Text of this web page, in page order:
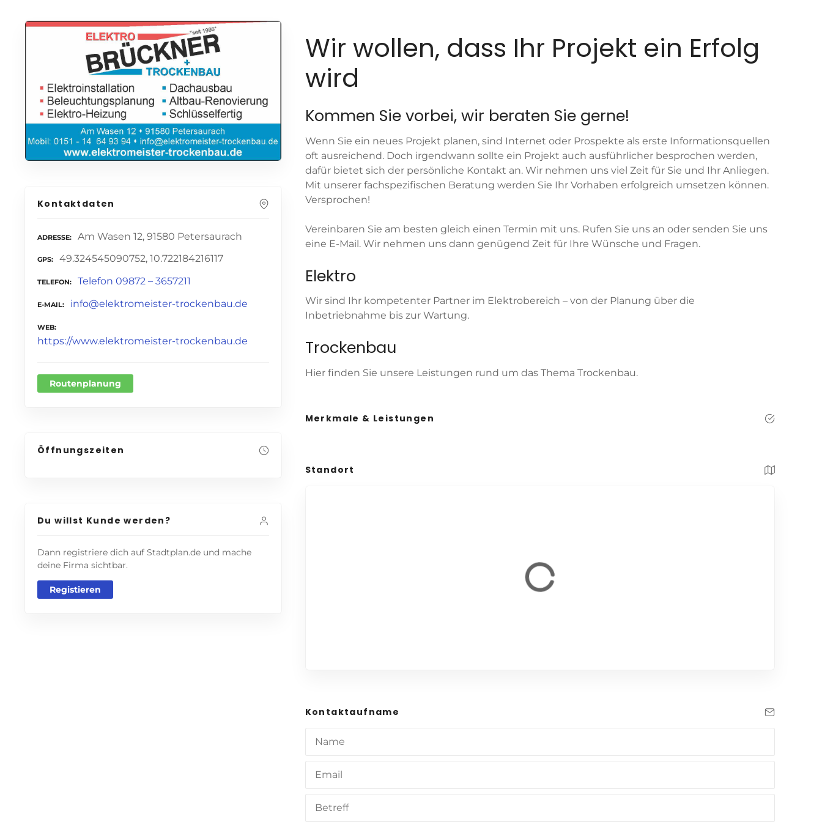
Kontaktdaten
ADRESSE Am Wasen 12, 91580 Petersaurach
GPS 49.324545090752, 10.722184216117
TELEFON Telefon 09872 – 3657211
E-MAIL info@elektromeister-trockenbau.de
WEB
https://www.elektromeister-trockenbau.de
Routenplanung
Öffnungszeiten
Du willst Kunde werden?
Dann registriere dich auf Stadtplan.de und mache
deine Firma sichtbar.
Registieren
Wir wollen, dass Ihr Projekt ein Erfolg
wird
Kommen Sie vorbei, wir beraten Sie gerne!
Wenn Sie ein neues Projekt planen, sind Internet oder Prospekte als erste Informationsquellen
oft ausreichend. Doch irgendwann sollte ein Projekt auch ausführlicher besprochen werden,
dafür bietet sich der persönliche Kontakt an. Wir nehmen uns viel Zeit für Sie und Ihr Anliegen.
Mit unserer fachspezifischen Beratung werden Sie Ihr Vorhaben erfolgreich umsetzen können.
Versprochen!
Vereinbaren Sie am besten gleich einen Termin mit uns. Rufen Sie uns an oder senden Sie uns
eine E-Mail. Wir nehmen uns dann genügend Zeit für Ihre Wünsche und Fragen.
Elektro
Wir sind Ihr kompetenter Partner im Elektrobereich – von der Planung über die
Inbetriebnahme bis zur Wartung.
Trockenbau
Hier finden Sie unsere Leistungen rund um das Thema Trockenbau.
Merkmale & Leistungen
Standort
Kontaktaufname